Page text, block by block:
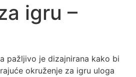
igru –
pažljivo je dizajnirana kako bi
okruženje za igru uloga